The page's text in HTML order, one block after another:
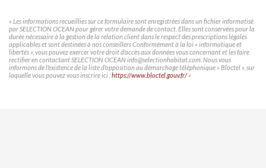
« Les informations recueillies sur ce formulaire sont enregistrées dans un fichier informatisé
par SELECTION OCEAN pour gérer votre demande de contact. Elles sont conservées pour la
durée nécessaire à la gestion de la relation client dans le respect des prescriptions légales
applicables et sont destinées à nos conseillers Conformément à la loi « informatique et
libertés », vous pouvez exercer votre droit d'accès aux données vous concernant et les faire
rectifier en contactant SELECTION OCEAN info@selectionhabitat.com. Nous vous
informons de l'existence de la liste d'opposition au démarchage téléphonique « Bloctel », sur
laquelle vous pouvez vous inscrire ici :https://www.bloctel.gouv.fr/»